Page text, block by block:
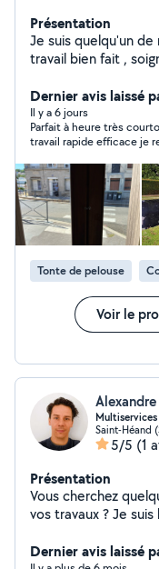
Présentation
Je suis quelqu'un
travail bien fait ,
domicile - lavage de vitres - nettoyage
lieux - nettoyage moquette - conciergerie - nettoyage
de terrasses à la haute pression
disponible pour
Dernier avis laissé
Il y a 6 jours
Parfait à heure très
travail rapide efficace je
d'autres intervention je recommande vraiment si vous voulez
un bon travaille précis
sympa hésité pas
Tonte de pelouse
Voir le
Multiservices
Saint-Héand
5/5 (1
Présentation
Vous cherchez
vos travaux ? Je
installations ou
Dernier avis laissé